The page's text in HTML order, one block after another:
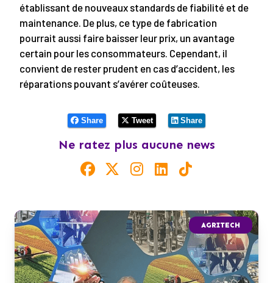
établissant de nouveaux standards de fiabilité et de
maintenance. De plus, ce type de fabrication
pourrait aussi faire baisser leur prix, un avantage
certain pour les consommateurs. Cependant, il
convient de rester prudent en cas d’accident, les
réparations pouvant s’avérer coûteuses.
Share Tweet Share
Ne ratez plus aucune news
AGRITECH